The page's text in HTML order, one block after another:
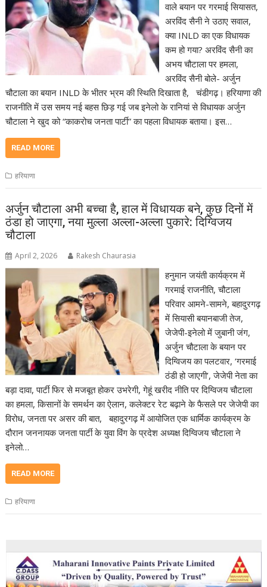
वाले बयान पर गरमाई सियासत,
अरविंद सैनी ने उठाए सवाल,
क्या INLD का एक विधायक
कम हो गया? अरविंद सैनी का
अभय चौटाला पर हमला,
अरविंद सैनी बोले- अर्जुन
चौटाला का बयान INLD के भीतर भ्रम की स्थिति दिखाता है, चंडीगढ़। हरियाणा की
राजनीति में उस समय नई बहस छिड़ गई जब इनेलो के रानियां से विधायक अर्जुन
चौटाला ने खुद को “काकरोच जनता पार्टी” का पहला विधायक बताया। इस…
READ MORE
हरियाणा
अर्जुन चौटाला अभी बच्चा है, हाल में विधायक बने, कुछ दिनों में
ठंडा हो जाएगा, नया मुल्ला अल्ला-अल्ला पुकारे: दिग्विजय
चौटाला
April 2, 2026 Rakesh Chaurasia
हनुमान जयंती कार्यक्रम में
गरमाई राजनीति, चौटाला
परिवार आमने-सामने, बहादुरगढ़
में सियासी बयानबाजी तेज,
जेजेपी-इनेलो में जुबानी जंग,
अर्जुन चौटाला के बयान पर
दिग्विजय का पलटवार, ‘गरमाई
ठंडी हो जाएगी’, जेजेपी नेता का
बड़ा दावा, पार्टी फिर से मजबूत होकर उभरेगी, गेहूं खरीद नीति पर दिग्विजय चौटाला
का हमला, किसानों के समर्थन का ऐलान, कलेक्टर रेट बढ़ाने के फैसले पर जेजेपी का
विरोध, जनता पर असर की बात, बहादुरगढ़ में आयोजित एक धार्मिक कार्यक्रम के
दौरान जननायक जनता पार्टी के युवा विंग के प्रदेश अध्यक्ष दिग्विजय चौटाला ने
इनेलो…
READ MORE
हरियाणा